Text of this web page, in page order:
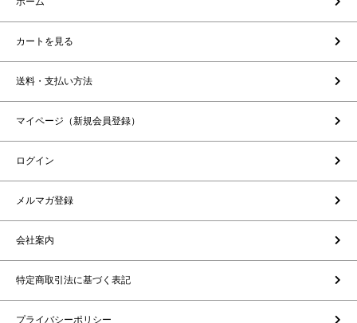
カートを見る
送料・支払い方法
マイページ（新規会員登録）
ログイン
メルマガ登録
会社案内
特定商取引法に基づく表記
プライバシーポリシー